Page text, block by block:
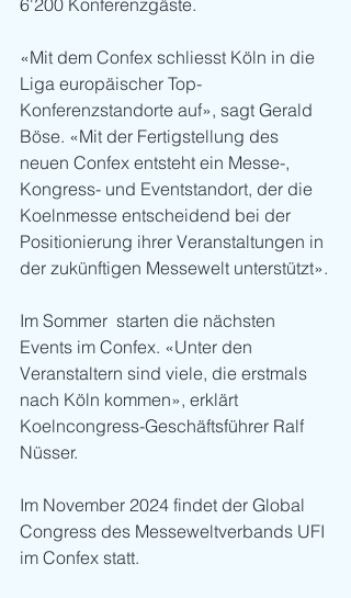
6'200 Konferenzgäste.
«Mit dem Confex schliesst Köln in die
Liga europäischer Top-
Konferenzstandorte auf», sagt Gerald
Böse. «Mit der Fertigstellung des
neuen Confex entsteht ein Messe-,
Kongress- und Eventstandort, der die
Koelnmesse entscheidend bei der
Positionierung ihrer Veranstaltungen in
der zukünftigen Messewelt unterstützt».
Im Sommer  starten die nächsten
Events im Confex. «Unter den
Veranstaltern sind viele, die erstmals
nach Köln kommen», erklärt
Koelncongress-Geschäftsführer Ralf
Nüsser.
Im November 2024 findet der Global
Congress des Messeweltverbands UFI
im Confex statt.